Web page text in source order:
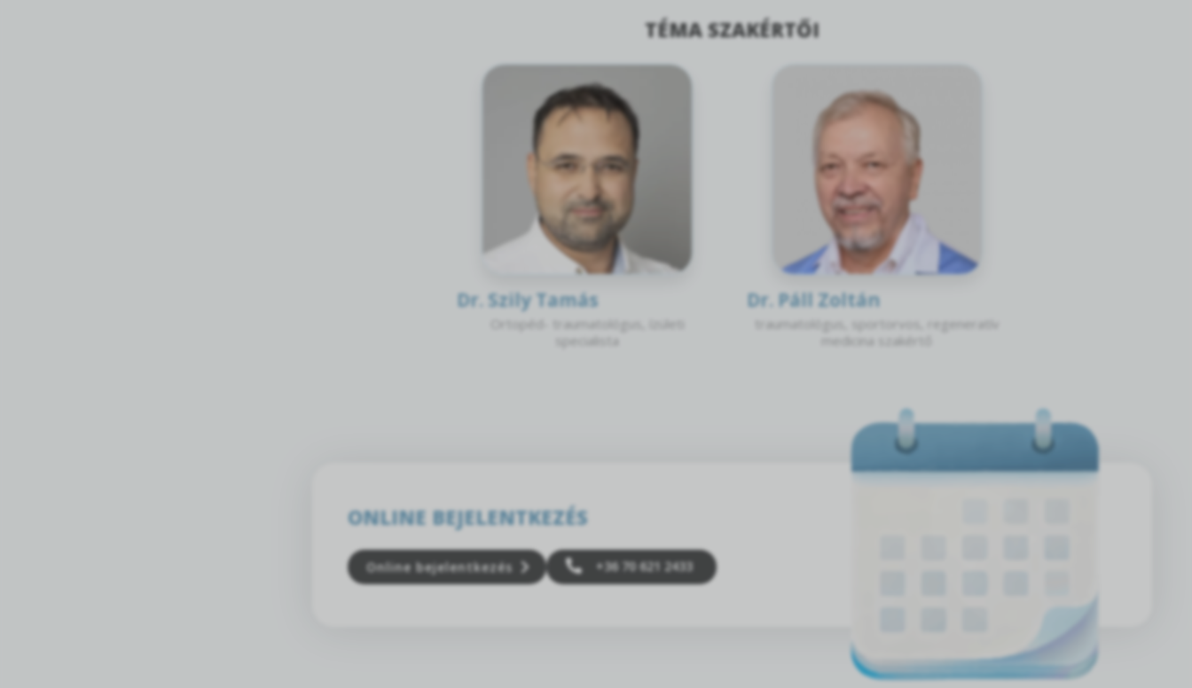
TÉMA SZAKÉRTŐI
Dr. Szily Tamás
Ortopéd- traumatológus, ízületi
specialista
Dr. Páll Zoltán
traumatológus, sportorvos, regeneratív
medicina szakértő
ONLINE BEJELENTKEZÉS
Online bejelentkezés +36 70 621 2433